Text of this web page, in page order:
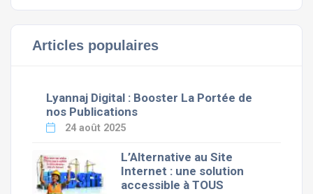
Articles populaires
Lyannaj Digital : Booster La Portée de
nos Publications
24 août 2025
L’Alternative au Site
Internet : une solution
accessible à TOUS